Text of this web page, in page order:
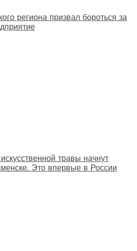
региона призвал бороться за
травы начнут
Это впервые в России